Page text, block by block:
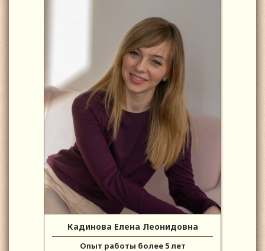
Кадинова Елена Леонидовна
Опыт работы более 5 лет